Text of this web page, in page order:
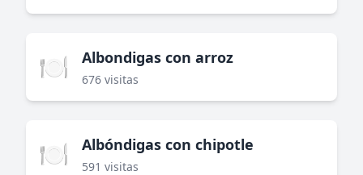
🍽️ Albondigas con arroz
676 visitas
🍽️ Albóndigas con chipotle
591 visitas